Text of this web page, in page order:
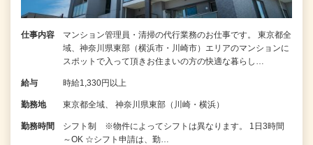
仕事内容
マンション管理員・清掃の代行業務のお仕事です。 東京都全
域、神奈川県東部（横浜市・川崎市）エリアのマンションに
スポットで入って頂きお住まいの方の快適な暮らし…
給与 時給1,330円以上
勤務地 東京都全域、 神奈川県東部（川崎・横浜）
勤務時間
シフト制 ※物件によってシフトは異なります。 1日3時間
～OK ☆シフト申請は、勤…